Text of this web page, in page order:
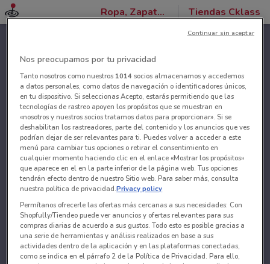
Ropa, Zapatos y Accesorios Tiendas Cklass
Nos preocupamos por tu privacidad
Tanto nosotros como nuestros 1014socios almacenamos y accedemos
a datos personales, como datos de navegación o identificadores únicos,
en tu dispositivo. Si seleccionas Acepto, estarás permitiendo que las
tecnologías de rastreo apoyen los propósitos que se muestran en
«nosotros y nuestros socios tratamos datos para proporcionar». Si se
deshabilitan los rastreadores, parte del contenido y los anuncios que ves
podrían dejar de ser relevantes para ti. Puedes volver a acceder a este
menú para cambiar tus opciones o retirar el consentimiento en
cualquier momento haciendo clic en el enlace «Mostrar los propósitos»
que aparece en el en la parte inferior de la página web. Tus opciones
tendrán efecto dentro de nuestro Sitio web. Para saber más, consulta
nuestra política de privacidad.Privacy policy
Permítanos ofrecerle las ofertas más cercanas a sus necesidades: Con
Shopfully/Tiendeo puede ver anuncios y ofertas relevantes para sus
compras diarias de acuerdo a sus gustos. Todo esto es posible gracias a
una serie de herramientas y análisis realizados en base a sus
actividades dentro de la aplicación y en las plataformas conectadas,
como se indica en el párrafo 2 de la Política de Privacidad. Para ello,
Continuar sin aceptar